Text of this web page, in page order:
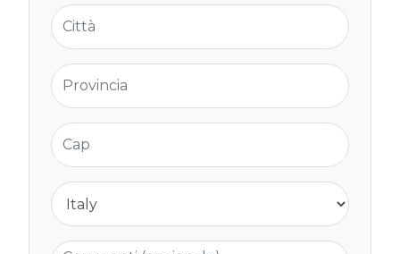
Città
Provincia
Cap
Nazione
Commenti (opzionale)